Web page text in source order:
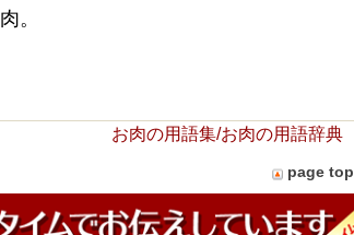
。
お肉の用語集/お肉の用語辞典
page top